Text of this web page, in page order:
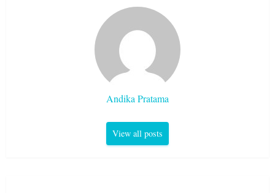
Andika Pratama
View all posts